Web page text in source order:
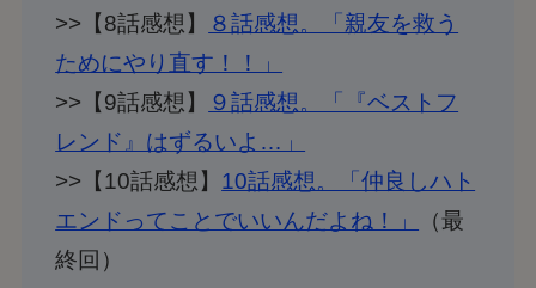
>>【8話感想】
８話感想。「親友を救う
ためにやり直す！！」
>>【9話感想】
９話感想。「『ベストフ
レンド』はずるいよ…」
>>【10話感想】 10話感想。「仲良しハト
エンドってことでいいんだよね！」
（最
終回）